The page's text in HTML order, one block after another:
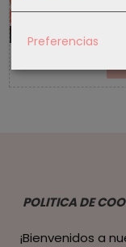
POLITICA DE
¡Bienvenidos a
Preferencias